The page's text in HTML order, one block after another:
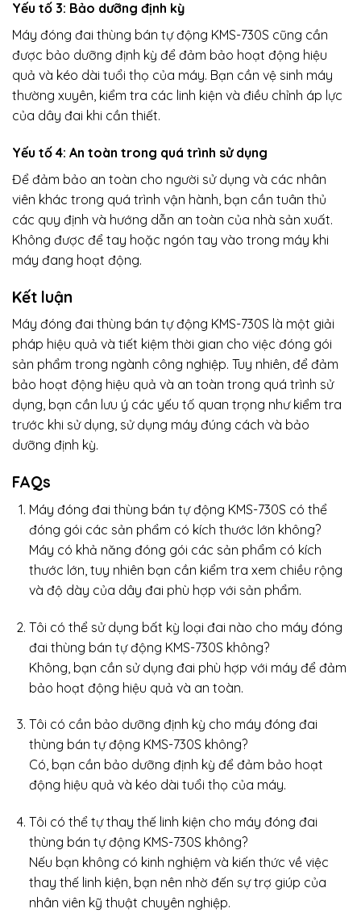
Yếu tố 3: Bảo dưỡng định kỳ
Máy đóng đai thùng bán tự động KMS-730S cũng cần
được bảo dưỡng định kỳ để đảm bảo hoạt động hiệu
quả và kéo dài tuổi thọ của máy. Bạn cần vệ sinh máy
thường xuyên, kiểm tra các linh kiện và điều chỉnh áp lực
của dây đai khi cần thiết.
Yếu tố 4: An toàn trong quá trình sử dụng
Để đảm bảo an toàn cho người sử dụng và các nhân
viên khác trong quá trình vận hành, bạn cần tuân thủ
các quy định và hướng dẫn an toàn của nhà sản xuất.
Không được để tay hoặc ngón tay vào trong máy khi
máy đang hoạt động.
Kết luận
Máy đóng đai thùng bán tự động KMS-730S là một giải
pháp hiệu quả và tiết kiệm thời gian cho việc đóng gói
sản phẩm trong ngành công nghiệp. Tuy nhiên, để đảm
bảo hoạt động hiệu quả và an toàn trong quá trình sử
dụng, bạn cần lưu ý các yếu tố quan trọng như kiểm tra
trước khi sử dụng, sử dụng máy đúng cách và bảo
dưỡng định kỳ.
FAQs
Máy đóng đai thùng bán tự động KMS-730S có thể
đóng gói các sản phẩm có kích thước lớn không?
Máy có khả năng đóng gói các sản phẩm có kích
thước lớn, tuy nhiên bạn cần kiểm tra xem chiều rộng
và độ dày của dây đai phù hợp với sản phẩm.
Tôi có thể sử dụng bất kỳ loại đai nào cho máy đóng
đai thùng bán tự động KMS-730S không?
Không, bạn cần sử dụng đai phù hợp với máy để đảm
bảo hoạt động hiệu quả và an toàn.
Tôi có cần bảo dưỡng định kỳ cho máy đóng đai
thùng bán tự động KMS-730S không?
Có, bạn cần bảo dưỡng định kỳ để đảm bảo hoạt
động hiệu quả và kéo dài tuổi thọ của máy.
Tôi có thể tự thay thế linh kiện cho máy đóng đai
thùng bán tự động KMS-730S không?
Nếu bạn không có kinh nghiệm và kiến thức về việc
thay thế linh kiện, bạn nên nhờ đến sự trợ giúp của
nhân viên kỹ thuật chuyên nghiệp.